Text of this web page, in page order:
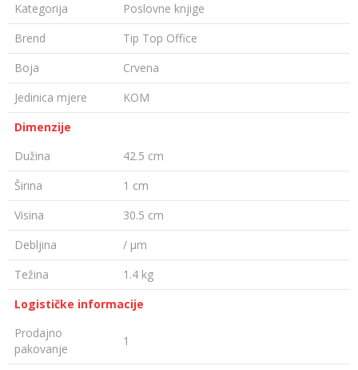
Kategorija
Poslovne knjige
Brend
Tip Top Office
Boja
Crvena
Jedinica mjere
KOM
Dimenzije
Dužina
42.5 cm
Širina
1 cm
Visina
30.5 cm
Debljina
/ µm
Težina
1.4 kg
Logističke informacije
Prodajno
pakovanje
1